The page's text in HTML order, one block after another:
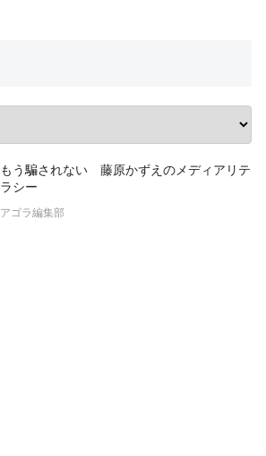
もう騙されない 藤原かずえのメディアリテ
ラシー
アゴラ編集部